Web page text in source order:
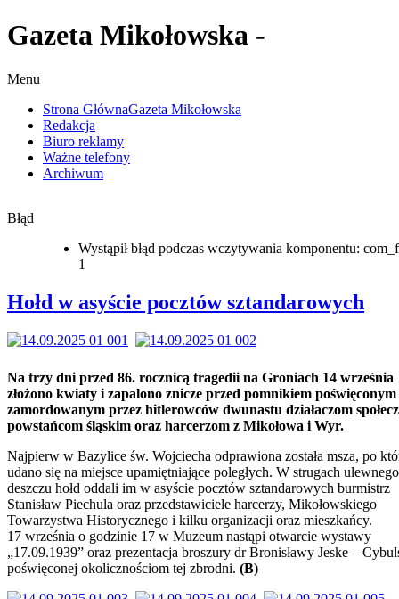
Gazeta Mikołowska -
Menu
Strona GłównaGazeta Mikołowska
Redakcja
Biuro reklamy
Ważne telefony
Archiwum
Błąd
Wystąpił błąd podczas wczytywania komponentu:
1
Hołd w asyście pocztów sztandarowych
Na trzy dni przed 86. rocznicą tragedii na Groniach 14 września
złożono kwiaty i zapalono znicze przed pomnikiem poświęconym
zamordowanym przez hitlerowców dwunastu działaczom
powstańcom śląskim oraz harcerzom z Mikołowa i Wyr.
Najpierw w Bazylice św. Wojciecha odprawiona została msza, po
udano się na miejsce upamiętniające poległych. W strugach ulewnego
deszczu hołd oddali im w asyście pocztów sztandarowych burmistrz
Stanisław Piechula oraz przedstawiciele harcerzy, Mikołowskiego
Towarzystwa Historycznego i kilku organizacji oraz mieszkańcy.
17 września o godzinie 17 w Muzeum nastąpi otwarcie wystawy
„17.09.1939” oraz prezentacja broszury dr Bronisławy Jeske –
poświęconej okolicznościom tej zbrodni. (B)